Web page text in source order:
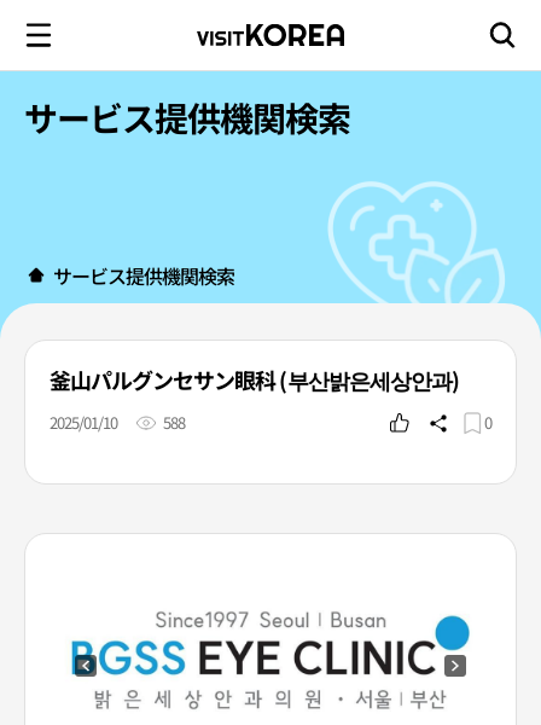
サービス提供機関検索
サービス提供機関検索
釜山パルグンセサン眼科 (부산밝은세상안과)
2025/01/10 588 0